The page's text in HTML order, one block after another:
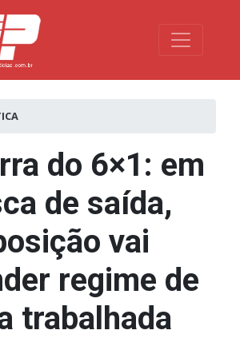
Toggle
do 6×1: em
de saída,
vai
regime de
trabalhada